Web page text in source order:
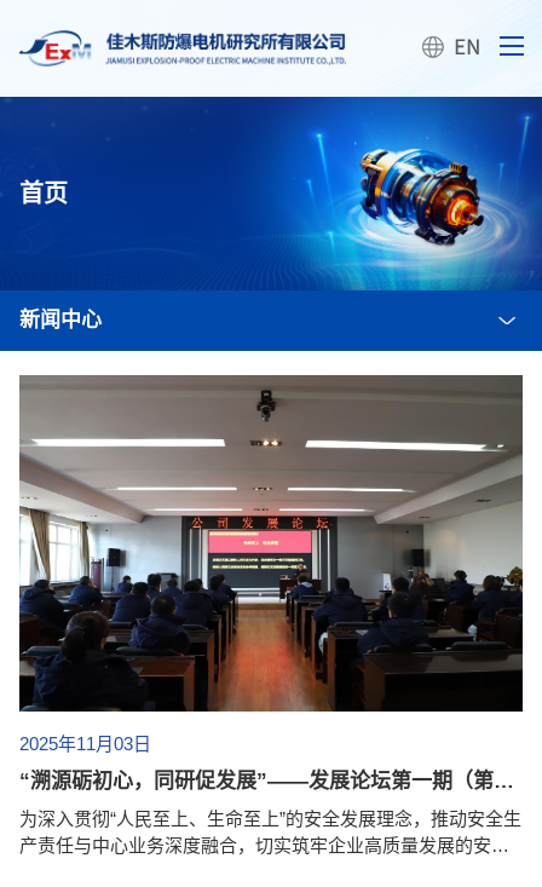
首页
新闻中心
2025年11月03日
“溯源砺初心，同研促发展”——发展论坛第一期（第六讲）暨安全生产责任落实推进大会成功举办
为深入贯彻“人民至上、生命至上”的安全发展理念，推动安全生
产责任与中心业务深度融合，切实筑牢企业高质量发展的安全